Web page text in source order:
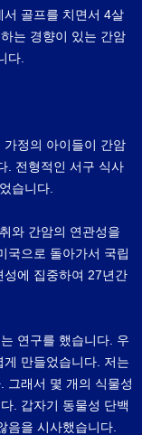
서 골프를 치면서 4살
는 경향이 있는 간암
다.
정의 아이들이 간암
. 전형적인 서구 식사
습니다.
와 간암의 연관성을
국으로 돌아가서 국립
성에 집중하여 27년간
연구를 했습니다. 우
만들었습니다. 저는
그래서 몇 개의 식물성
. 갑자기 동물성 단백
음을 시사했습니다.